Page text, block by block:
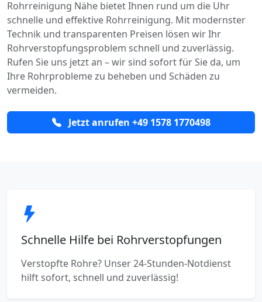
Rohrreinigung Nähe bietet Ihnen rund um die Uhr
schnelle und effektive Rohrreinigung. Mit modernster
Technik und transparenten Preisen lösen wir Ihr
Rohrverstopfungsproblem schnell und zuverlässig.
Rufen Sie uns jetzt an – wir sind sofort für Sie da, um
Ihre Rohrprobleme zu beheben und Schäden zu
vermeiden.
Jetzt anrufen +49 1578 1770498
Schnelle Hilfe bei Rohrverstopfungen
Verstopfte Rohre? Unser 24-Stunden-Notdienst
hilft sofort, schnell und zuverlässig!